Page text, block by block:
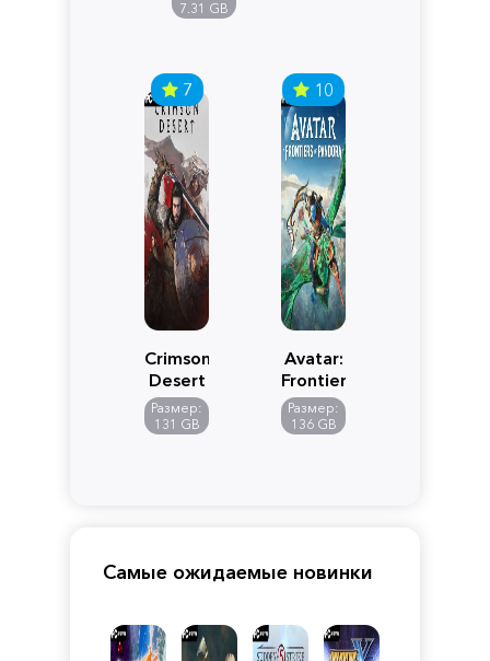
Edition
7.31 GB
7
Crimson
Desert
Размер:
131 GB
10
Avatar:
Frontiers
of
Pandora
Размер:
136 GB
Самые ожидаемые новинки